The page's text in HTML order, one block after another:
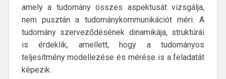
amely a tudomány összes aspektusát vizsgálja,
nem pusztán a tudománykommunikációt méri. A
tudomány szerveződésének dinamikája, struktúrái
is érdeklik, amellett, hogy a tudományos
teljesítmény modellezése és mérése is a feladatát
képezik.